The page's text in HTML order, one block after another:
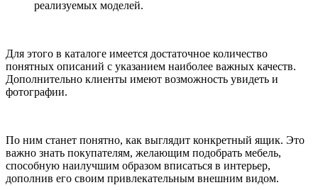
реализуемых моделей.
Для этого в каталоге имеется достаточное количество
понятных описаний с указанием наиболее важных качеств.
Дополнительно клиенты имеют возможность увидеть и
фотографии.
По ним станет понятно, как выглядит конкретный ящик. Это
важно знать покупателям, желающим подобрать мебель,
способную наилучшим образом вписаться в интерьер,
дополнив его своим привлекательным внешним видом.